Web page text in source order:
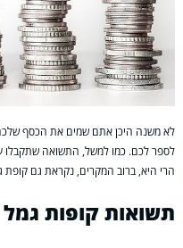
לא משנה היכן אתם שמים את הכסף שלכם
לספר לכם. כמו למשל, התשואה
הרי היא, ברוב המקרים, נקראת גם קופת
תשואות קופות גמל